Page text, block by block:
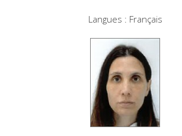
Langues : Français